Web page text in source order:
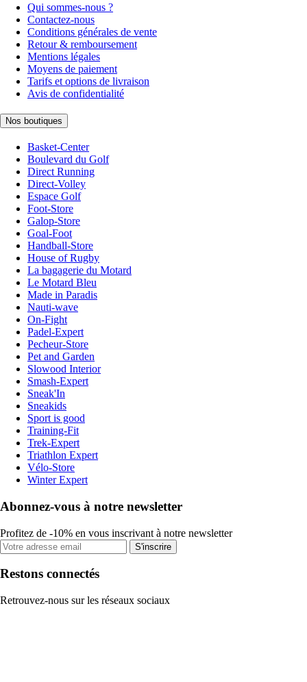
Qui sommes-nous ?
Contactez-nous
Conditions générales de vente
Retour & remboursement
Mentions légales
Moyens de paiement
Tarifs et options de livraison
Avis de confidentialité
Nos boutiques
Basket-Center
Boulevard du Golf
Direct Running
Direct-Volley
Espace Golf
Foot-Store
Galop-Store
Goal-Foot
Handball-Store
House of Rugby
La bagagerie du Motard
Le Motard Bleu
Made in Paradis
Nauti-wave
On-Fight
Padel-Expert
Pecheur-Store
Pet and Garden
Slowood Interior
Smash-Expert
Sneak'In
Sneakids
Sport is good
Training-Fit
Trek-Expert
Triathlon Expert
Vélo-Store
Winter Expert
Abonnez-vous à notre newsletter
Profitez de -10% en vous inscrivant à notre newsletter
S'inscrire
Restons connectés
Retrouvez-nous sur les réseaux sociaux